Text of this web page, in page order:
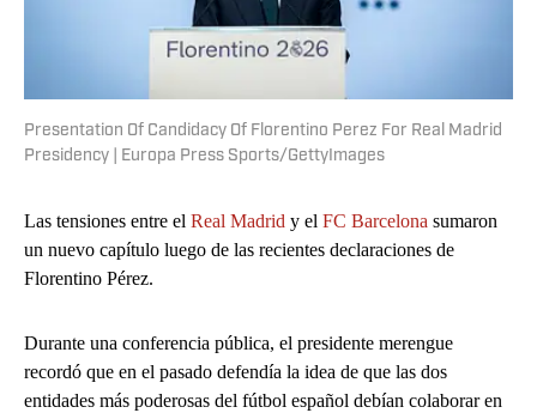
Presentation Of Candidacy Of Florentino Perez For Real Madrid
Presidency | Europa Press Sports/GettyImages
Las tensiones entre el Real Madrid y el FC Barcelona sumaron
un nuevo capítulo luego de las recientes declaraciones de
Florentino Pérez.
Durante una conferencia pública, el presidente merengue
recordó que en el pasado defendía la idea de que las dos
entidades más poderosas del fútbol español debían colaborar en